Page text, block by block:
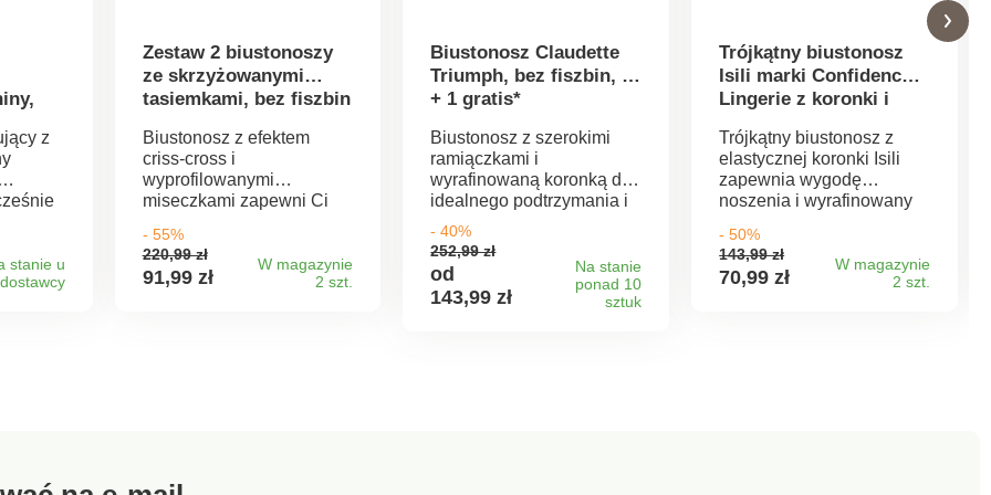
z
W
oraz
stanie u
dostawcy
Zestaw 2 biustonoszy
ze skrzyżowanymi
tasiemkami, bez fiszbin
Biustonosz z efektem
criss-cross i
wyprofilowanymi
miseczkami zapewni Ci
noszenia i pożądany
komfort! Docenisz jego
miękkość: dzięki składowi
- 55%
220,99 zł
91,99 zł
W magazynie
2 szt.
Biustonosz Claudette
Triumph, bez fiszbin, 1
+ 1 gratis*
Biustonosz z szerokimi
ramiączkami i
wyrafinowaną koronką dla
idealnego podtrzymania i
pięknego dekoltu.
Biustonosz Claudette
Triumph. Wyrafinowany,
zapewnia wyjątkowy
komfort. Miseczki 3-
- 40%
252,99 zł
od
143,99 zł
Na stanie
ponad 10
sztuk
Trójkątny biustonosz
Isili marki Confidence
Lingerie z koronki i
fiszbinów
Trójkątny biustonosz z
elastycznej koronki Isili
zapewnia wygodę
noszenia i wyrafinowany
fiszbin Isili marki
Confidence Lingerie.
Trójkątny. Elastyczna,
- 50%
143,99 zł
70,99 zł
W magazynie
2 szt.